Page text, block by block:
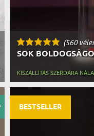
(560
SOK
KISZÁLLÍTÁS SZERDÁRA
BESTSELLER